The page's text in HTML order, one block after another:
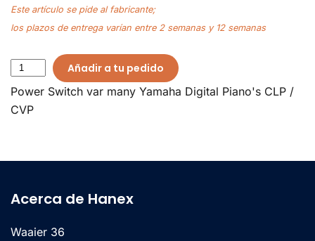
Este artículo se pide al fabricante;
los plazos de entrega varían entre 2 semanas y 12 semanas
Añadir a tu pedido
Power Switch var many Yamaha Digital Piano's CLP /
CVP
Acerca de Hanex
Waaier 36